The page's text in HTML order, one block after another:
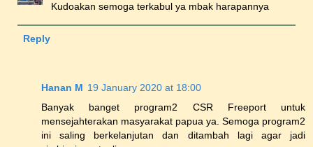
Kudoakan semoga terkabul ya mbak harapannya
Reply
Hanan M 19 January 2020 at 18:00
Banyak banget program2 CSR Freeport untuk
mensejahterakan masyarakat papua ya. Semoga program2
ini saling berkelanjutan dan ditambah lagi agar jadi